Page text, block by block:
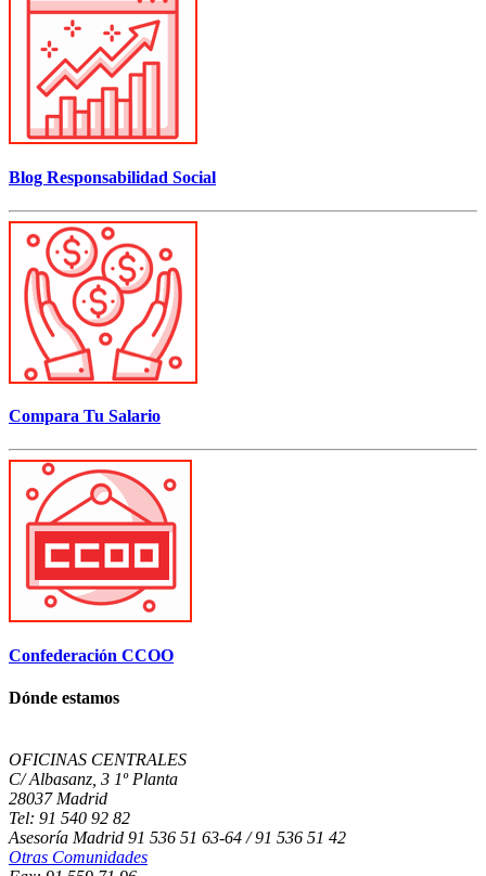
Blog Responsabilidad Social
Compara Tu Salario
Confederación CCOO
Dónde estamos
OFICINAS CENTRALES
C/ Albasanz, 3 1º Planta
28037 Madrid
Tel: 91 540 92 82
Asesoría Madrid 91 536 51 63-64 / 91 536 51 42
Otras Comunidades